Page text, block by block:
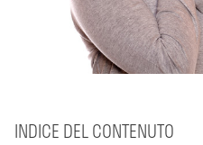
INDICE DEL CONTENUTO